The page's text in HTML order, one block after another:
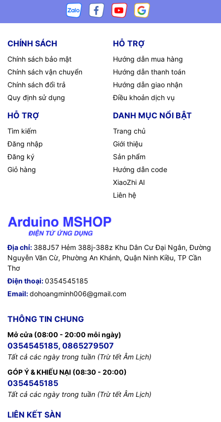
CHÍNH SÁCH
Chính sách bảo mật
Chính sách vận chuyển
Chính sách đổi trả
Quy định sử dụng
HỖ TRỢ
Hướng dẫn mua hàng
Hướng dẫn thanh toán
Hướng dẫn giao nhận
Điều khoản dịch vụ
HỖ TRỢ
Tìm kiếm
Đăng nhập
Đăng ký
Giỏ hàng
DANH MỤC NỔI BẬT
Trang chủ
Giới thiệu
Sản phẩm
Hướng dẫn code
XiaoZhi AI
Liên hệ
Địa chỉ: 388J57 Hẻm 388j-388z Khu Dân Cư Đại Ngân, Đường
Nguyễn Văn Cừ, Phường An Khánh, Quận Ninh Kiều, TP Cần
Thơ
Điện thoại:0354545185
Email:dohoangminh006@gmail.com
THÔNG TIN CHUNG
Mở cửa (08:00 - 20:00 mỗi ngày)
0354545185, 0865279507
Tất cả các ngày trong tuần (Trừ tết Âm Lịch)
GÓP Ý & KHIẾU NẠI (08:30 - 20:00)
0354545185
Tất cả các ngày trong tuần (Trừ tết Âm Lịch)
LIÊN KẾT SÀN